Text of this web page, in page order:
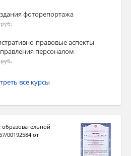
фоторепортажа
правовые аспекты
персоналом
все курсы
00192584 от